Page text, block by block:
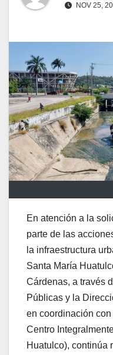
NOV 25,
En atención a la
parte de las
la infraestructura
Santa María
Cárdenas, a través
Públicas y la
en coordinación
Centro
Huatulco), continúa